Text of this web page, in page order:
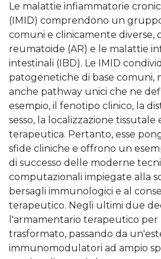
Le malattie infiammatorie
(IMID) comprendono un
comuni e clinicamente diverse,
reumatoide (AR) e le malattie
intestinali (IBD). Le IMID
patogenetiche di base comuni,
anche pathway unici che ne
esempio, il fenotipo clinico, la
sesso, la localizzazione tissutale
terapeutica. Pertanto, esse
sfide cliniche e offrono un
di successo delle moderne
computazionali impiegate alla
bersagli immunologici e al
terapeutico. Negli ultimi due
l'armamentario terapeutico per
trasformato, passando da
immunomodulatori ad ampio